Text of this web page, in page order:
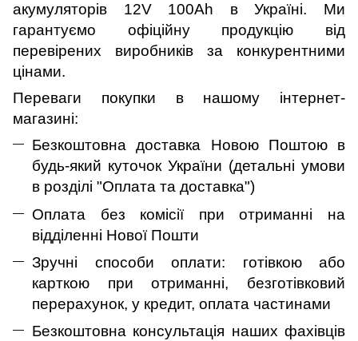
акумуляторів 12V 100Ah в Україні. Ми
гарантуємо офіційну продукцію від
перевірених виробників за конкурентними
цінами.
Переваги покупки в нашому інтернет-
магазині:
Безкоштовна доставка Новою Поштою в
будь-який куточок України (детальні умови
в розділі "Оплата та доставка")
Оплата без комісії при отриманні на
відділенні Нової Пошти
Зручні способи оплати: готівкою або
карткою при отриманні, безготівковий
перерахунок, у кредит, оплата частинами
Безкоштовна консультація наших фахівців